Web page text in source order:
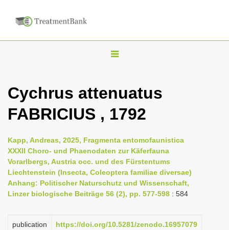
T
g
l
n
a
i
g
t
Cychrus attenuatus
FABRICIUS , 1792
Kapp, Andreas, 2025, Fragmenta entomofaunistica
XXXII Choro- und Phaenodaten zur Käferfauna
Vorarlbergs, Austria occ. und des Fürstentums
Liechtenstein (Insecta, Coleoptera familiae diversae)
Anhang: Politischer Naturschutz und Wissenschaft,
Linzer biologische Beiträge 56 (2), pp. 577-598 : 584
publication
https://doi.org/10.5281/zenodo.16957079